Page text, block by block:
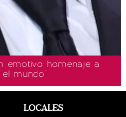
emotivo homenaje a
el mundo"
LOCALES